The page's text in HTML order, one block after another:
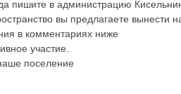
пишите в администрацию
вы предлагаете вынести
в комментариях ниже
участие.
поселение